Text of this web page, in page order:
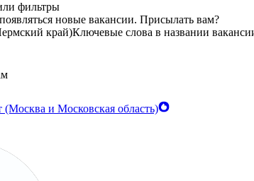
фильтры
новые вакансии. Присылать вам?
край)Ключевые слова в названии
и Московская область)